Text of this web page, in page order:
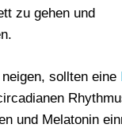
zu gehen und
sollten eine
und Melatonin